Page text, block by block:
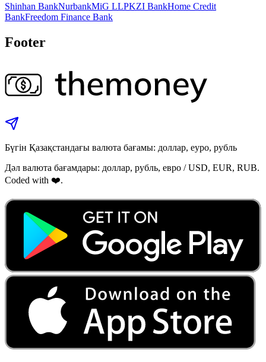
Shinhan BankNurbankMiG LLPKZI BankHome Credit
BankFreedom Finance Bank
Footer
Бүгін Қазақстандағы валюта бағамы: доллар, еуро, рубль
Дәл валюта бағамдары: доллар, рубль, евро / USD, EUR, RUB.
Coded with ❤️.